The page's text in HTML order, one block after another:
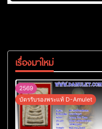
เรื่องมาใหม่
2569
บัตรรับรองพระแท้ D-Amulet